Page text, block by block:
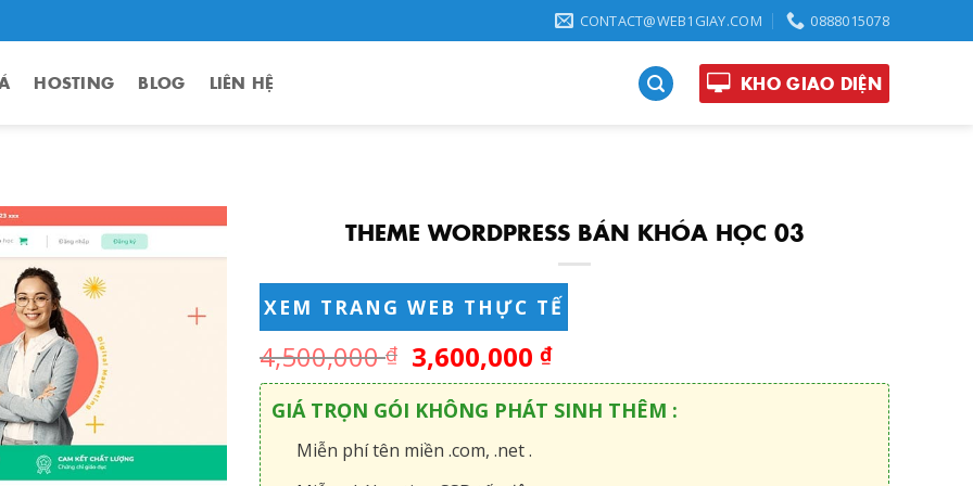
CONTACT@WEB1GIAY.COM 0888015078
HOSTING BLOG LIÊN HỆ KHO GIAO DIỆN
THEME WORDPRESS BÁN KHÓA HỌC 03
XEM TRANG WEB THỰC TẾ
4,500,000₫ 3,600,000₫
GIÁ TRỌN GÓI KHÔNG PHÁT SINH THÊM :
Miễn phí tên miền .com, .net .